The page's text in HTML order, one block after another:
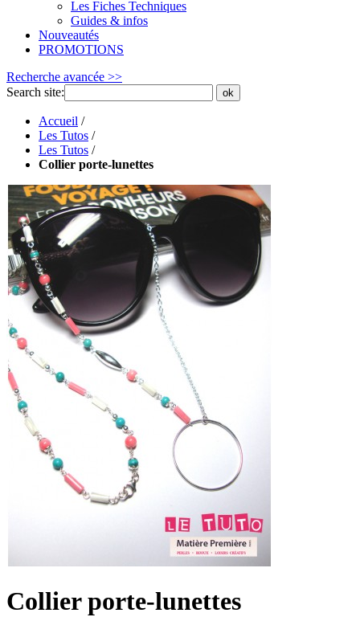
Les Fiches Techniques
Guides & infos
Nouveautés
PROMOTIONS
Recherche avancée >>
Search site:
ok
Accueil /
Les Tutos /
Les Tutos /
Collier porte-lunettes
Collier porte-lunettes